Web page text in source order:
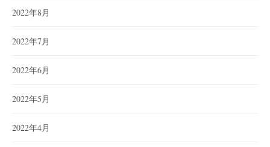
2022年8月
2022年7月
2022年6月
2022年5月
2022年4月